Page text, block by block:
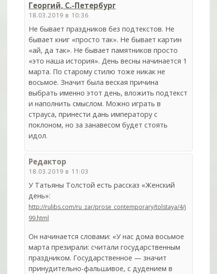
Георгий, С.-Петербург
18.03.2019 в 10:36
Не бывает праздников без подтекстов. Не
бывает книг «просто так». Не бывает картин
«ай, да так». Не бывает памятников просто
«это наша история». День весны начинается 1
марта. По старому стилю тоже никак не
восьмое. Значит была веская причина
выбрать именно этот день, вложить подтекст
и наполнить смыслом. Можно играть в
страуса, принести дань императору с
поклоном, но за занавесом будет стоять
идол.
Редактор
18.03.2019 в 11:03
У Татьяны Толстой есть рассказ «Женский
день»:
http://rulibs.com/ru_zar/prose_contemporary/tolstaya/4/j
99.html
Он начинается словами: «У нас дома восьмое
марта презирали: считали государственным
праздником. Государственное — значит
принудительно-фальшивое, с дудением в